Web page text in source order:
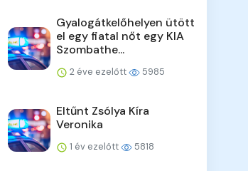
Gyalogátkelőhelyen ütött
el egy fiatal nőt egy KIA
Szombathe...
2 éve ezelőtt 5985
Eltűnt Zsólya Kíra
Veronika
1 év ezelőtt 5818